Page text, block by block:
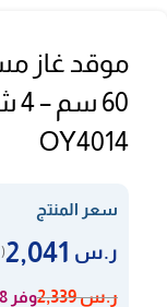
موقد غاز
OY4014
سعر المنتج
ر.س
ر.س2,339 وفر 298 ر.س